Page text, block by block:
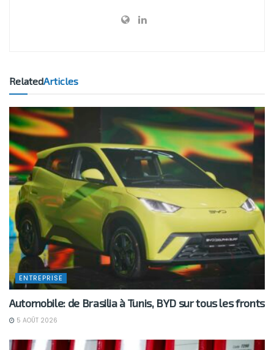
RelatedArticles
ENTREPRISE
Automobile: de Brasilia à Tunis, BYD sur tous les fronts
5 AOÛT 2026